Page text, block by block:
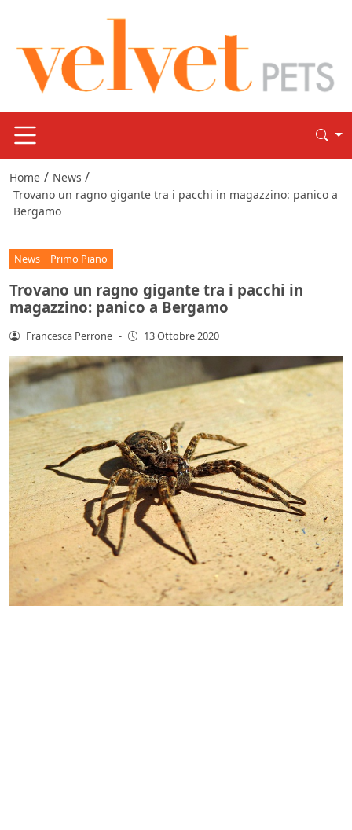
Home / News /
Trovano un ragno gigante tra i pacchi in magazzino: panico a
Bergamo
News Primo Piano
Trovano un ragno gigante tra i pacchi in
magazzino: panico a Bergamo
Francesca Perrone - 13 Ottobre 2020